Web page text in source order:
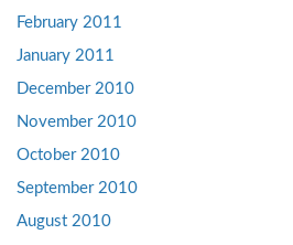
February 2011
January 2011
December 2010
November 2010
October 2010
September 2010
August 2010